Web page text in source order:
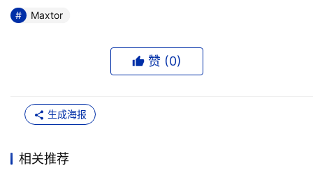
管理，安全性非常高。它将客户从枯燥繁杂的工作中解救出
Maxtor Shared Storage Plus硬盘采用根据家庭网络设
过使用中的计算机便可直接在网络上共享和串流数字文
Maxtor
赞 (0)
生成海报
相关推荐